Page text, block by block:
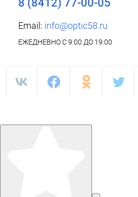
8 (8412) 77-00-05
Email: info@optic58.ru
ЕЖЕДНЕВНО С 9:00 ДО 19:00